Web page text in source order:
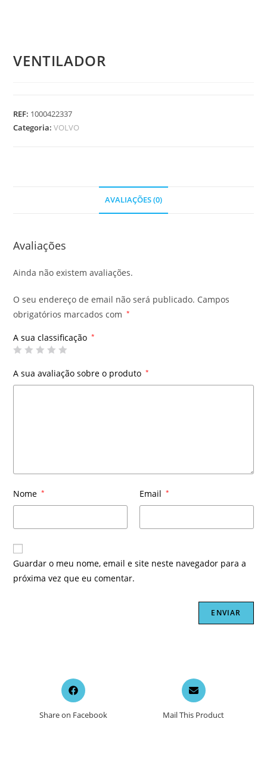
VENTILADOR
REF: 1000422337
Categoria:VOLVO
AVALIAÇÕES (0)
Avaliações
Ainda não existem avaliações.
O seu endereço de email não será publicado. Campos
obrigatórios marcados com
*
A sua classificação *
A sua avaliação sobre o produto *
Nome * Email *
Guardar o meu nome, email e site neste navegador para a
próxima vez que eu comentar.
Opens
in
new
Share on Facebook
Opens
in
a
new
Mail This Product